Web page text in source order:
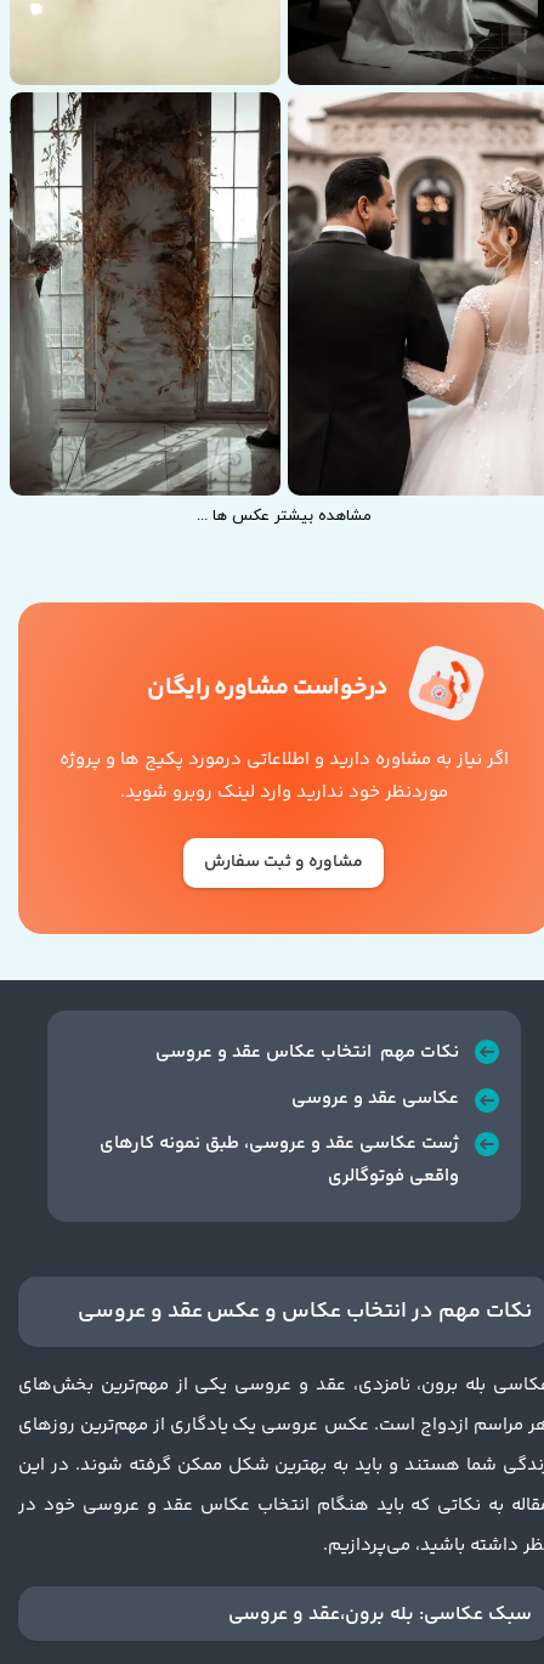
عکاسی عروسی
عکاسی عروسی
... مشاهده بیشتر عکس ها
درخواست مشاوره رایگان
مشاوره و ثبت سفارش
اگر نیاز به مشاوره دارید و اطلاعاتی درمورد پکیج ها و پروژه
موردنظر خود ندارید وارد لینک روبرو شوید.
بله برون، نامزدی، عقد و عروسی یکی از مهم‌ترین بخش‌های
مراسم ازدواج است. عکس عروسی یک یادگاری از مهم‌ترین روزهای
شما هستند و باید به بهترین شکل ممکن گرفته شوند. در این
به نکاتی که باید هنگام انتخاب عکاس عقد و عروسی خود در
داشته باشید، می‌پردازیم.
نکات مهم در انتخاب عکاس و عکس عقد و عروسی​​​​​​
سبک عکاسی: بله برون،عقد و عروسی
نکات مهم انتخاب عکاس عقد و عروسی
عکاسی عقد و عروسی
ژست عکاسی عقد و عروسی، طبق نمونه کارهای
واقعی فوتوگالری